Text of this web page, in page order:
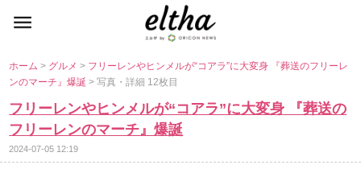
ホーム> グルメ> フリーレンやヒンメルが“コアラ”に大変身 『葬送のフリーレ
ンのマーチ』爆誕> 写真・詳細 12枚目
フリーレンやヒンメルが“コアラ”に大変身 『葬送の
フリーレンのマーチ』爆誕
2024-07-05 12:19